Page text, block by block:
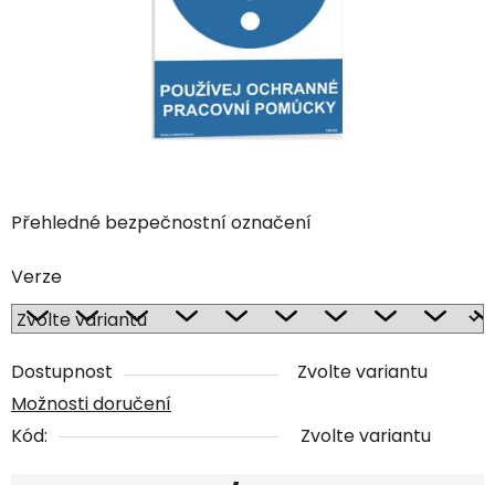
Přehledné bezpečnostní označení
Verze
Dostupnost
Zvolte variantu
Možnosti doručení
Kód:
Zvolte variantu